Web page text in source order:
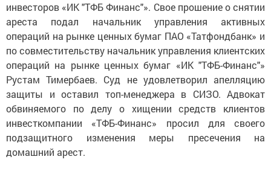
инвесторов «ИК "ТФБ Финанс"». Свое прошение о снятии
ареста подал начальник управления активных
операций на рынке ценных бумаг ПАО «Татфондбанк» и
по совместительству начальник управления клиентских
операций на рынке ценных бумаг «ИК "ТФБ-Финанс"»
Рустам Тимербаев. Суд не удовлетворил апелляцию
защиты и оставил топ-менеджера в СИЗО. Адвокат
обвиняемого по делу о хищении средств клиентов
инвесткомпании «ТФБ-Финанс» просил для своего
подзащитного изменения меры пресечения на
домашний арест.